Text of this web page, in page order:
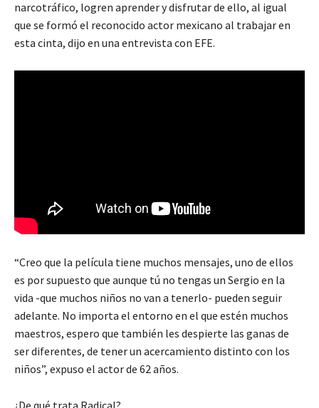
narcotráfico, logren aprender y disfrutar de ello, al igual
que se formó el reconocido actor mexicano al trabajar en
esta cinta, dijo en una entrevista con EFE.
“Creo que la película tiene muchos mensajes, uno de ellos
es por supuesto que aunque tú no tengas un Sergio en la
vida -que muchos niños no van a tenerlo- pueden seguir
adelante. No importa el entorno en el que estén muchos
maestros, espero que también les despierte las ganas de
ser diferentes, de tener un acercamiento distinto con los
niños”, expuso el actor de 62 años.
¿De qué trata Radical?